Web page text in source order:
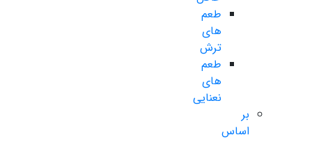
طعم
های
ترش
طعم
های
نعنایی
بر
اساس